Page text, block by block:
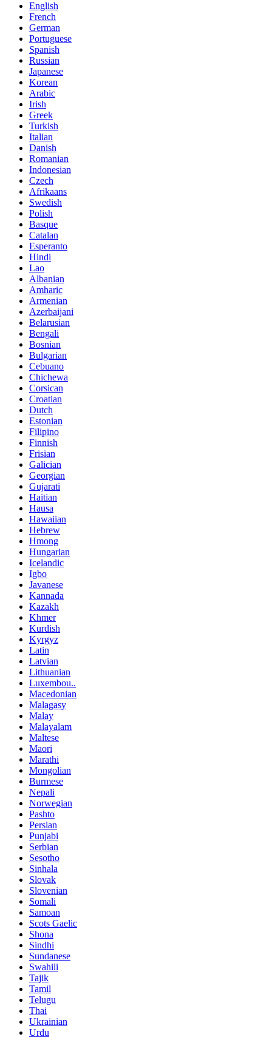
English
French
German
Portuguese
Spanish
Russian
Japanese
Korean
Arabic
Irish
Greek
Turkish
Italian
Danish
Romanian
Indonesian
Czech
Afrikaans
Swedish
Polish
Basque
Catalan
Esperanto
Hindi
Lao
Albanian
Amharic
Armenian
Azerbaijani
Belarusian
Bengali
Bosnian
Bulgarian
Cebuano
Chichewa
Corsican
Croatian
Dutch
Estonian
Filipino
Finnish
Frisian
Galician
Georgian
Gujarati
Haitian
Hausa
Hawaiian
Hebrew
Hmong
Hungarian
Icelandic
Igbo
Javanese
Kannada
Kazakh
Khmer
Kurdish
Kyrgyz
Latin
Latvian
Lithuanian
Luxembou..
Macedonian
Malagasy
Malay
Malayalam
Maltese
Maori
Marathi
Mongolian
Burmese
Nepali
Norwegian
Pashto
Persian
Punjabi
Serbian
Sesotho
Sinhala
Slovak
Slovenian
Somali
Samoan
Scots Gaelic
Shona
Sindhi
Sundanese
Swahili
Tajik
Tamil
Telugu
Thai
Ukrainian
Urdu